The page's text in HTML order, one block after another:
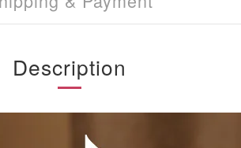
Description